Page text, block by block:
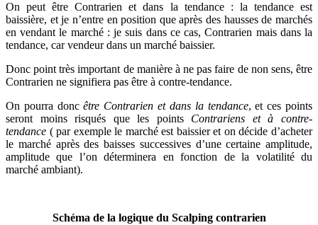
On peut être Contrarien et dans la tendance : la tendance est
baissière, et je n’entre en position que après des hausses de marchés
en vendant le marché : je suis dans ce cas, Contrarien mais dans la
tendance, car vendeur dans un marché baissier.
Donc point très important de manière à ne pas faire de non sens, être
Contrarien ne signifiera pas être à contre-tendance.
On pourra doncêtre Contrarien et dans la tendance, et ces points
seront moins risqués que les points Contrariens et à contre-
tendance ( par exemple le marché est baissier et on décide d’acheter
le marché après des baisses successives d’une certaine amplitude,
amplitude que l’on déterminera en fonction de la volatilité du
marché ambiant).
Schéma de la logique du Scalping contrarien